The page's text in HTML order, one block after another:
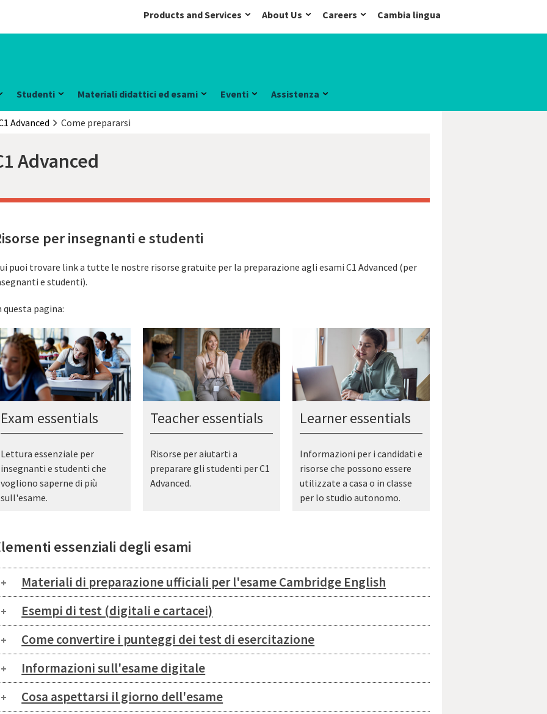
Products and Services About Us Careers Cambia lingua
Studenti Materiali didattici ed esami Eventi Assistenza
Advanced Come prepararsi
Advanced
per insegnanti e studenti
puoi trovare link a tutte le nostre risorse gratuite per la preparazione agli esami C1 Advanced (per
e studenti).
questa pagina:
Exam essentials
Lettura essenziale per
insegnanti e studenti che
vogliono saperne di più
sull'esame.
Teacher essentials
Risorse per aiutarti a
preparare gli studenti per C1
Advanced.
Learner essentials
Informazioni per i candidati e
risorse che possono essere
utilizzate a casa o in classe
per lo studio autonomo.
essenziali degli esami
Materiali di preparazione ufficiali per l'esame Cambridge English
Esempi di test (digitali e cartacei)
Come convertire i punteggi dei test di esercitazione
Informazioni sull'esame digitale
Cosa aspettarsi il giorno dell'esame